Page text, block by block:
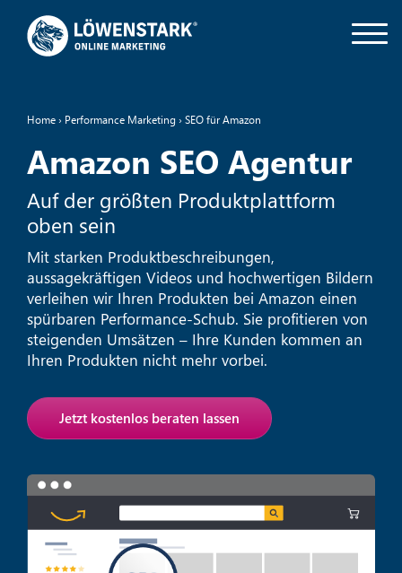
Home› Performance Marketing› SEO für Amazon
Amazon SEO Agentur
Auf der größten Produktplattform
oben sein
Mit starken Produktbeschreibungen,
aussagekräftigen Videos und hochwertigen Bildern
verleihen wir Ihren Produkten bei Amazon einen
spürbaren Performance-Schub. Sie profitieren von
steigenden Umsätzen – Ihre Kunden kommen an
Ihren Produkten nicht mehr vorbei.
Jetzt kostenlos beraten lassen